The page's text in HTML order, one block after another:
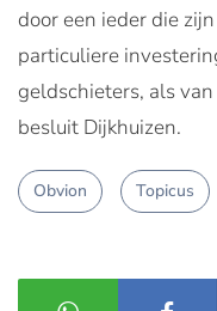
door een ieder die
particuliere
geldschieters, als
besluit Dijkhuizen.
Obvion Topicus